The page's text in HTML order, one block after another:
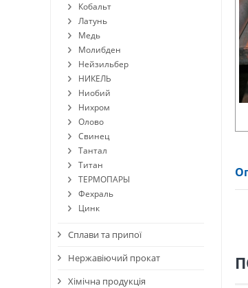
Кобальт
Латунь
Медь
Молибден
Нейзильбер
НИКЕЛЬ
Ниобий
Нихром
Олово
Свинец
Тантал
Титан
ТЕРМОПАРЫ
Фехраль
Цинк
Сплави та припої
Нержавіючий прокат
Хімічна продукція